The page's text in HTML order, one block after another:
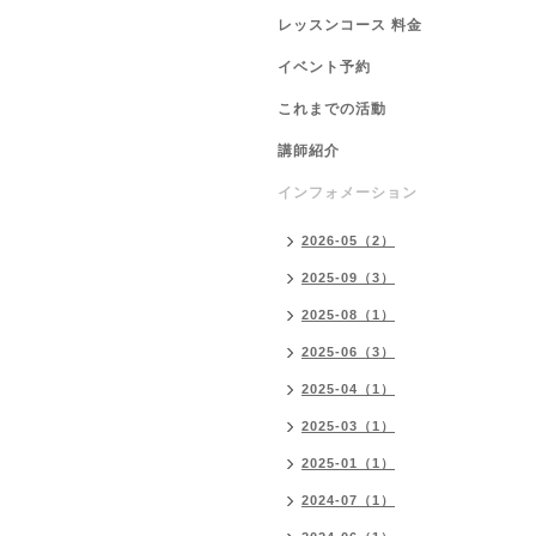
レッスンコース 料金
イベント予約
これまでの活動
講師紹介
インフォメーション
2026-05（2）
2025-09（3）
2025-08（1）
2025-06（3）
2025-04（1）
2025-03（1）
2025-01（1）
2024-07（1）